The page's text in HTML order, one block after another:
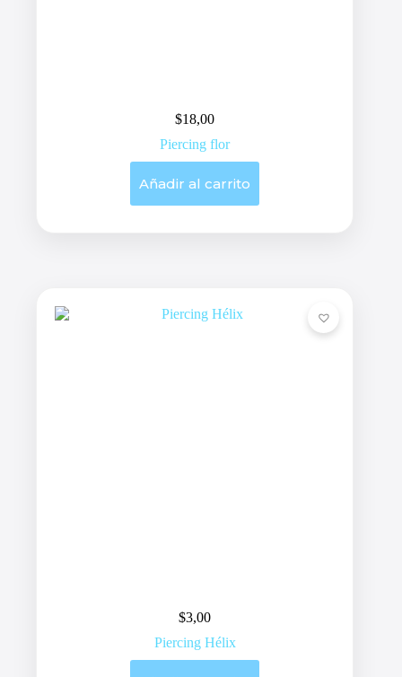
$18,00
Piercing flor
Añadir al carrito
$3,00
Piercing Hélix